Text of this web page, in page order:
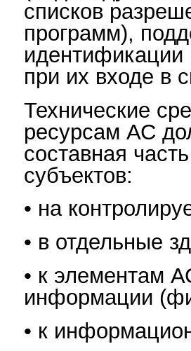
списков
программ),
идентификации
при их входе в
Технические
ресурсам АС
составная
субъектов:
• на
• в отдельные
• к элементам
информации
• к